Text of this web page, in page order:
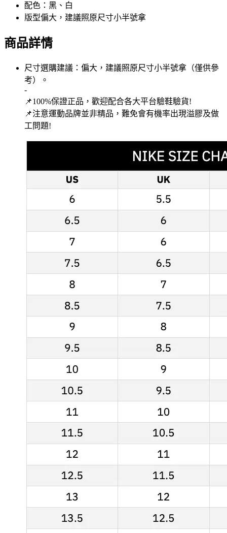
配色：黑、白
版型偏大，建議照原尺寸小半號拿
商品詳情
尺寸選購建議：偏大，建議照原尺寸小半號拿（僅供參
考）。
-
📌100%保證正品，歡迎配合各大平台驗鞋驗貨!
📌注意運動品牌並非精品，難免會有機率出現溢膠及做
工問題!